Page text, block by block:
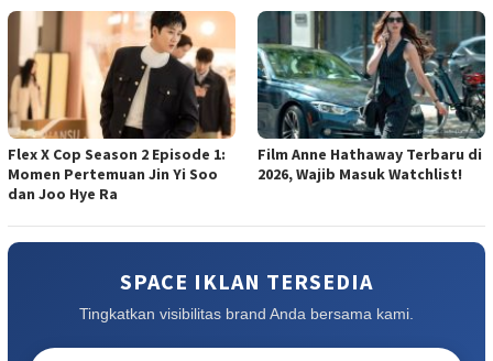
Flex X Cop Season 2 Episode 1:
Momen Pertemuan Jin Yi Soo
dan Joo Hye Ra
Film Anne Hathaway Terbaru di
2026, Wajib Masuk Watchlist!
SPACE IKLAN TERSEDIA
Tingkatkan visibilitas brand Anda bersama kami.